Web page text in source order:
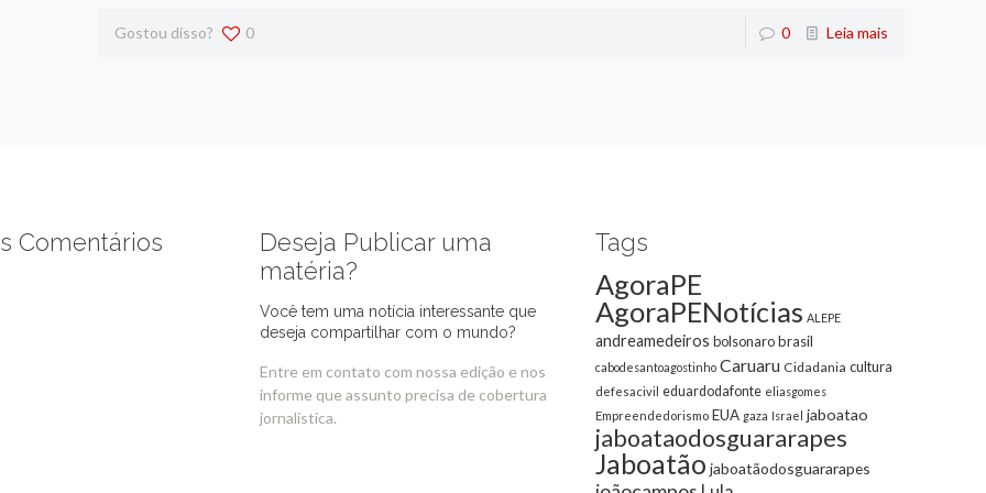
Gostou disso? 0 0 Leia mais
Comentários
Deseja Publicar uma
matéria?
Você tem uma notícia interessante que
deseja compartilhar com o mundo?
Entre em contato com nossa edição e nos
informe que assunto precisa de cobertura
jornalística.
Tags
AgoraPE
AgoraPENotícias ALEPE
andreamedeiros bolsonarobrasil
cabodesantoagostinho Caruaru Cidadania cultura
defesacivil eduardodafonte eliasgomes
Empreendedorismo EUA gaza Israel jaboatao
jaboataodosguararapes
Jaboatão jaboatãodosguararapes